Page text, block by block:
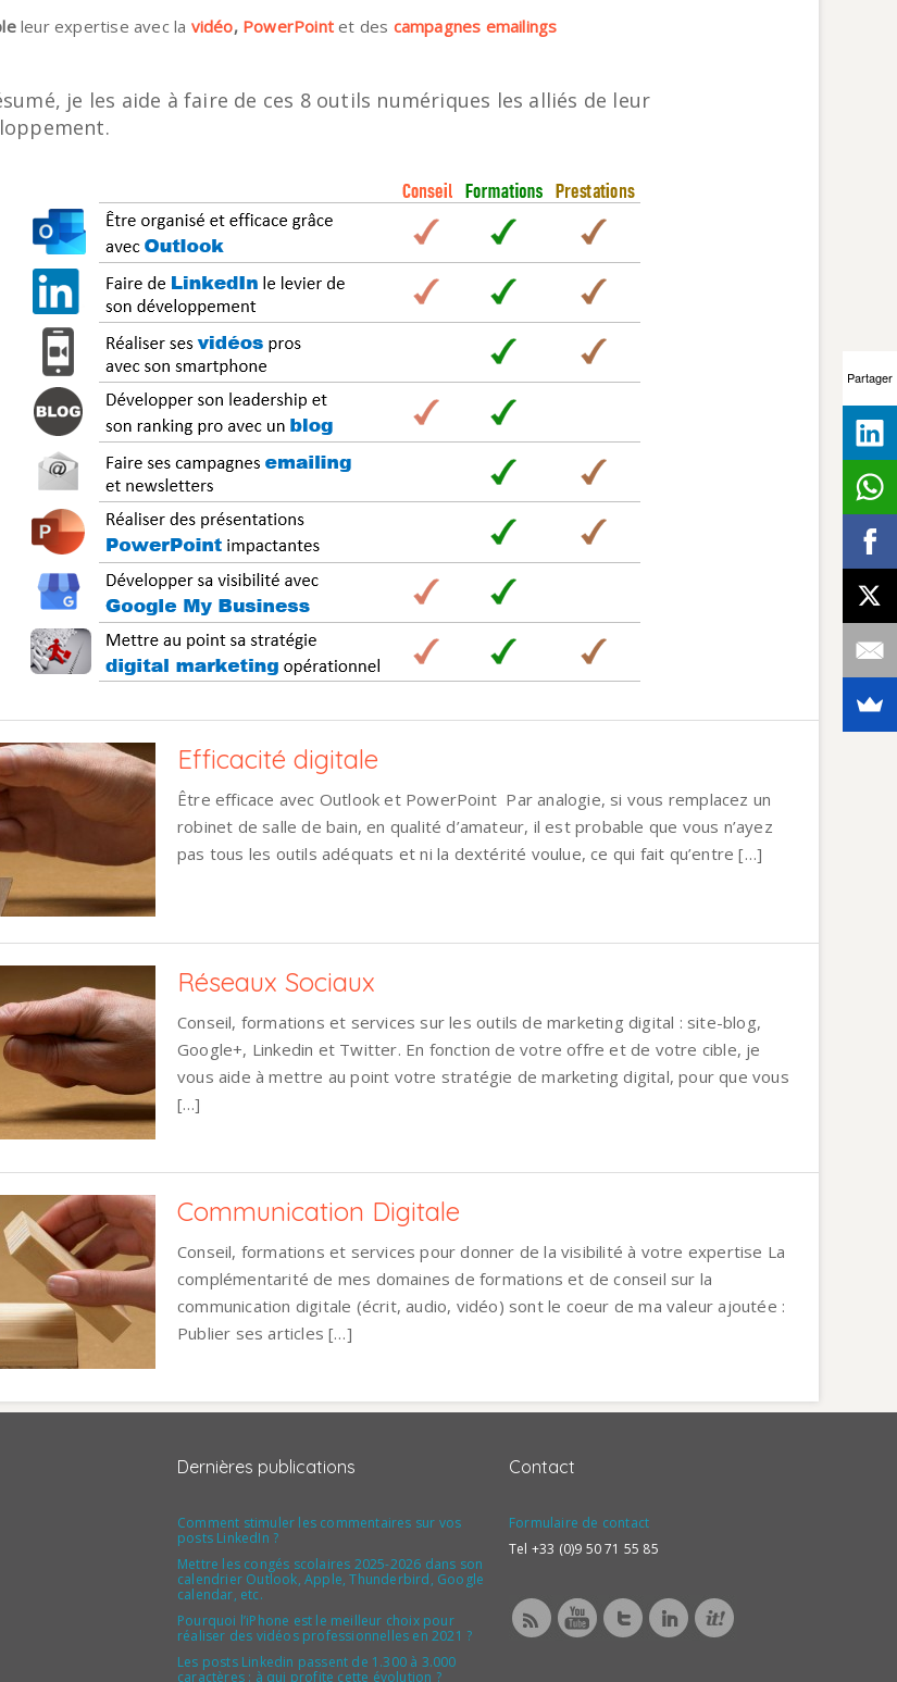
leur expertise avec la vidéo, PowerPoint et des campagnes emailings
je les aide à faire de ces 8 outils numériques les alliés de leur
Efficacité digitale
Être efficace avec Outlook et PowerPoint Par analogie, si vous remplacez un
robinet de salle de bain, en qualité d’amateur, il est probable que vous n’ayez
pas tous les outils adéquats et ni la dextérité voulue, ce qui fait qu’entre […]
Réseaux Sociaux
Conseil, formations et services sur les outils de marketing digital : site-blog,
Google+, Linkedin et Twitter. En fonction de votre offre et de votre cible, je
vous aide à mettre au point votre stratégie de marketing digital, pour que vous
[…]
Communication Digitale
Conseil, formations et services pour donner de la visibilité à votre expertise La
complémentarité de mes domaines de formations et de conseil sur la
communication digitale (écrit, audio, vidéo) sont le coeur de ma valeur ajoutée :
Publier ses articles […]
Dernières publications
Comment stimuler les commentaires sur vos
posts LinkedIn ?
Mettre les congés scolaires 2025-2026 dans son
calendrier Outlook, Apple, Thunderbird, Google
calendar, etc.
Pourquoi l’iPhone est le meilleur choix pour
réaliser des vidéos professionnelles en 2021 ?
Les posts Linkedin passent de 1.300 à 3.000
caractères : à qui profite cette évolution ?
Contact
Formulaire de contact
Tel +33 (0)9 50 71 55 85
Partager